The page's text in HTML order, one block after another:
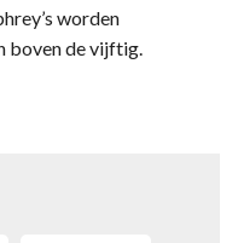
worden
boven de vijftig.